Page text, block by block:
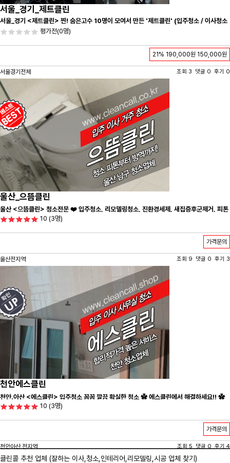
서울_경기_제트클린
서울_경기 <제트클린> 찐! 숨은고수 10명이 모여서 만든 '제트클린' (입주청소 / 이사청소
/ 줄눈시공) 항상 꼼꼼하게 친절하게 응대하겠습니다^-^
평가전(0명)
21% 190,000원 150,000원
서울경기전체 조회 3 댓글 0 후기 0
울산_으뜸클린
울산 <으뜸클린> 청소전문 ❤️ 입주청소, 리모델링청소, 진환경세제, 새집증후군제거, 피톤
치드시공 전문 청소 업체 ❤️
10 (3명)
가격문의
울산전지역 조회 9 댓글 0 후기 3
천안에스클린
천안.아산 <에스클린> 입주청소 꼼꼼 깔끔 확실한 청소 ✿ 에스클린에서 해결하세요!! ✿
10 (3명)
가격문의
천안아산 전지역 조회 5 댓글 0 후기 4
클린콜 추천 업체 (잘하는 이사, 청소 ,인테리어,리모델링,시공 업체 찾기)